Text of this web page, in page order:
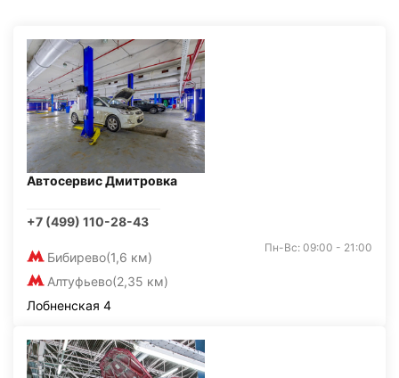
Автосервис Дмитровка
+7 (499) 110-28-43
Бибирево(1,6 км)
Алтуфьево(2,35 км)
Пн-Вс: 09:00 - 21:00
Лобненская 4